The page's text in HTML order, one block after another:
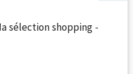
sélection shopping -